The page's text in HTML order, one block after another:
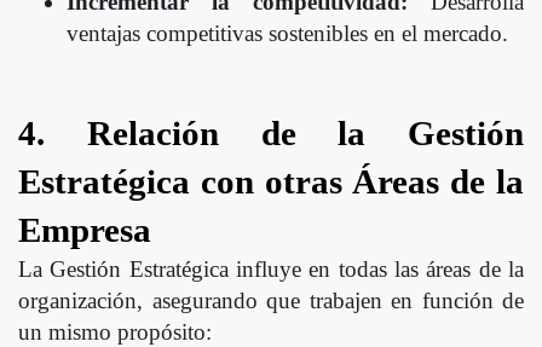
ventajas competitivas sostenibles en el mercado.
4. Relación de la Gestión
Estratégica con otras Áreas de la
Empresa
La Gestión Estratégica influye en todas las áreas de la
organización, asegurando que trabajen en función de
un mismo propósito: